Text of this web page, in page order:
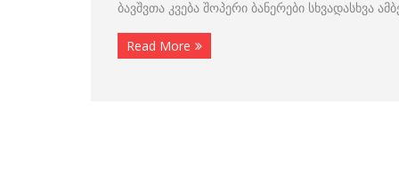
ბავშვთა კვება შოპერი ბანერები სხვადასხვა
Read More